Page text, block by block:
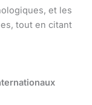
et les
tout en citant